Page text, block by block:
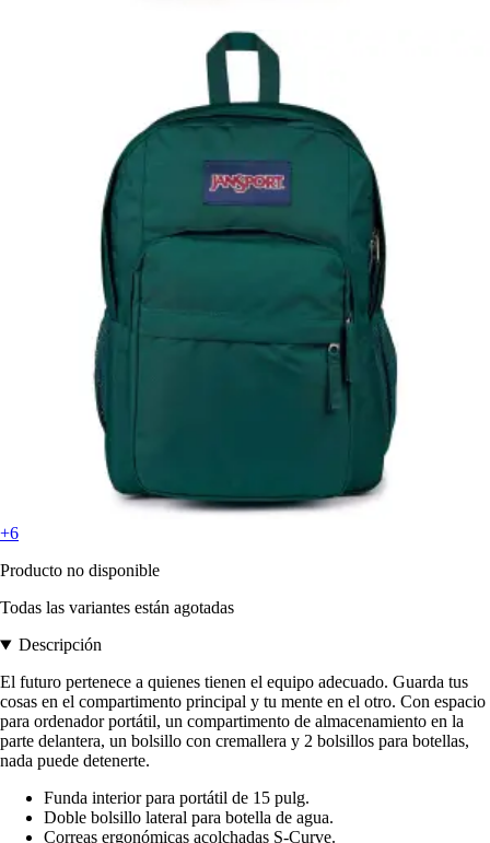
+6
Producto no disponible
Todas las variantes están agotadas
Descripción
El futuro pertenece a quienes tienen el equipo adecuado. Guarda tus
cosas en el compartimento principal y tu mente en el otro. Con espacio
para ordenador portátil, un compartimento de almacenamiento en la
parte delantera, un bolsillo con cremallera y 2 bolsillos para botellas,
nada puede detenerte.
Funda interior para portátil de 15 pulg.
Doble bolsillo lateral para botella de agua.
Correas ergonómicas acolchadas S-Curve.